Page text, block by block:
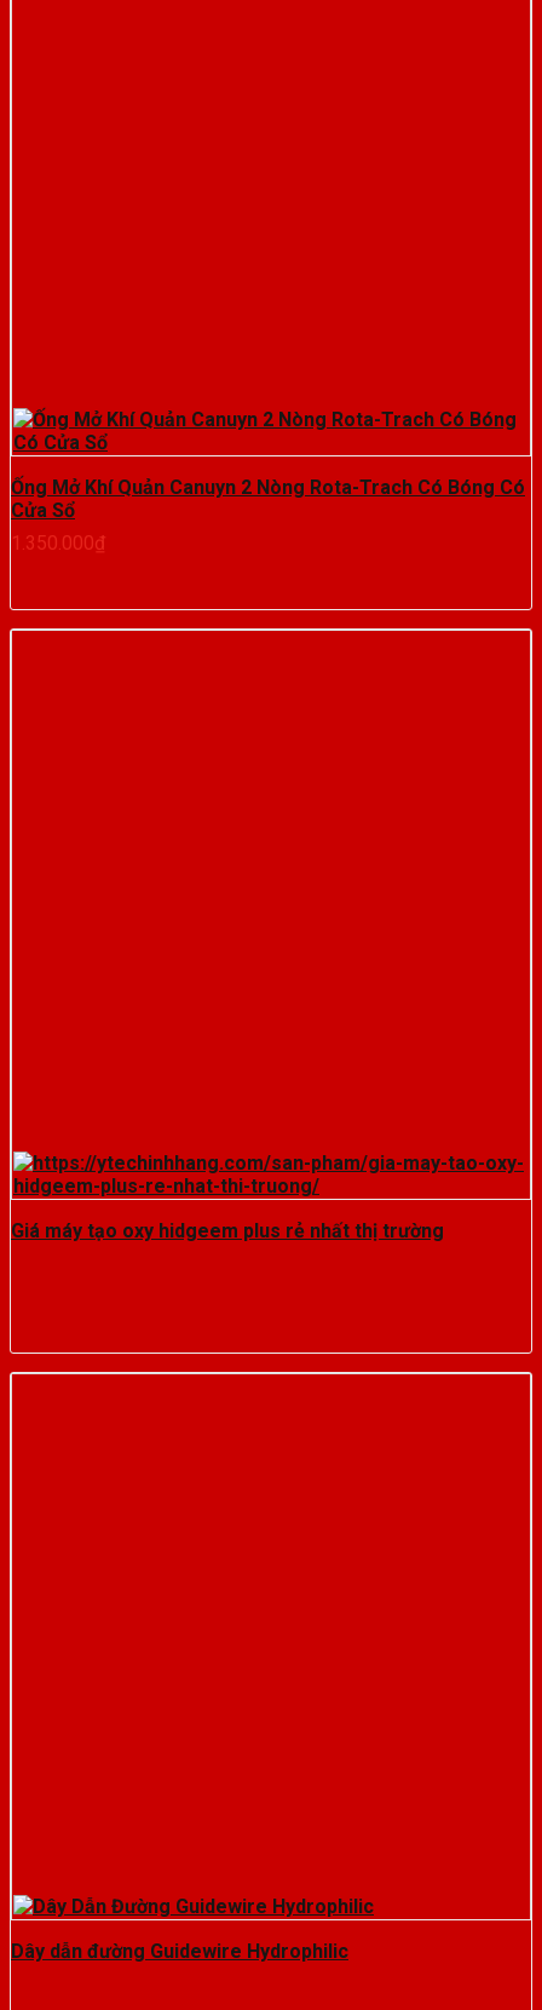
Ống Mở Khí Quản Canuyn 2 Nòng Rota-Trach Có Bóng Có
Cửa Sổ
1.350.000₫
Giá máy tạo oxy hidgeem plus rẻ nhất thị trường
Dây dẫn đường Guidewire Hydrophilic